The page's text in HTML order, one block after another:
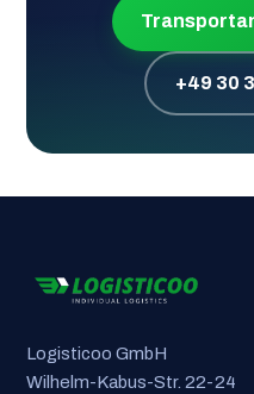
+49 30
Logisticoo GmbH
Wilhelm-Kabus-Str. 22-24